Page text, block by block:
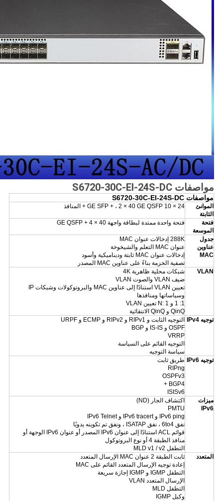
مواصفات S6720-30C-EI-24S-DC
مواصفات S6720-30C-EI-24S-DC
الموانئ
الثابتة
24 × 10 GE SFP + ، 2 × 40 GE QSFP + المنافذ
فتحة
الموسعة
فتحة واحدة ممتدة لبطاقة واجهة GE QSFP + 4 × 40
جدول
عناوين
MAC
288K إدخالات عنوان MAC
عنوان MAC التعلم والشيخوخة
إدخالات عنوان MAC ثابتة وديناميكية وأسود
تصفية الحزمة بناءً على عناوين MAC المصدر
VLAN
شبكات محلية ظاهرية 4K
ضيف VLAN والصوت VLAN
تعيين VLAN استنادًا إلى عناوين MAC والبروتوكولات وشبكات IP
وسياساتها ومنافذها
1: 1 و N: 1 تعيين VLAN
QinQ و QinQ الانتقائية
توجيه IPv4
التوجيه الثابت و RIPv1 و RIPv2 و ECMP و URPF
OSPF و IS-IS و BGP
VRRP
التوجيه القائم على السياسة
سياسة التوجيه
توجيه IPv6
طريق ثابت
RIPng
OSPFv3
BGP4 +
ISISv6
ميزات
IPv6
اكتشاف الجار (ND)
PMTU
IPv6 ping و IPv6 tracert و IPv6 Telnet
نفق 6to4 ، نفق ISATAP ، ونفق تم تكوينه يدويًا
قوائم ACL استنادًا إلى عنوان IPv6 المصدر أو عنوان IPv6 الوجهة أو
منافذ الطبقة 4 أو نوع البروتوكول
التطفل MLD v1 / v2
المتعدد
ثابت الطبقة 2 عنوان MAC الإرسال المتعدد
إعادة توجيه الإرسال المتعدد القائم على MAC
التطفل IGMP و IGMP إجازة سريعة
الإرسال المتعدد VLAN
التطفل MLD
وكيل IGMP